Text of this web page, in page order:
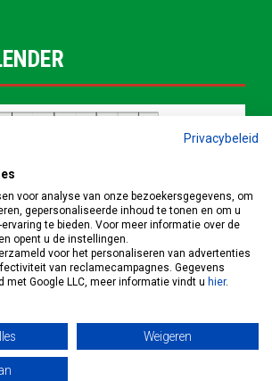
| Grastotaal.nl |Privacybeleid|Cookiebeleid
Privacybeleid
voor analyse van onze bezoekersgegevens, om
gepersonaliseerde inhoud te tonen en om u
te bieden. Voor meer informatie over de
opent u de instellingen.
voor het personaliseren van advertenties
van reclamecampagnes. Gegevens
met Google LLC, meer informatie vindt u hier.
Weigeren